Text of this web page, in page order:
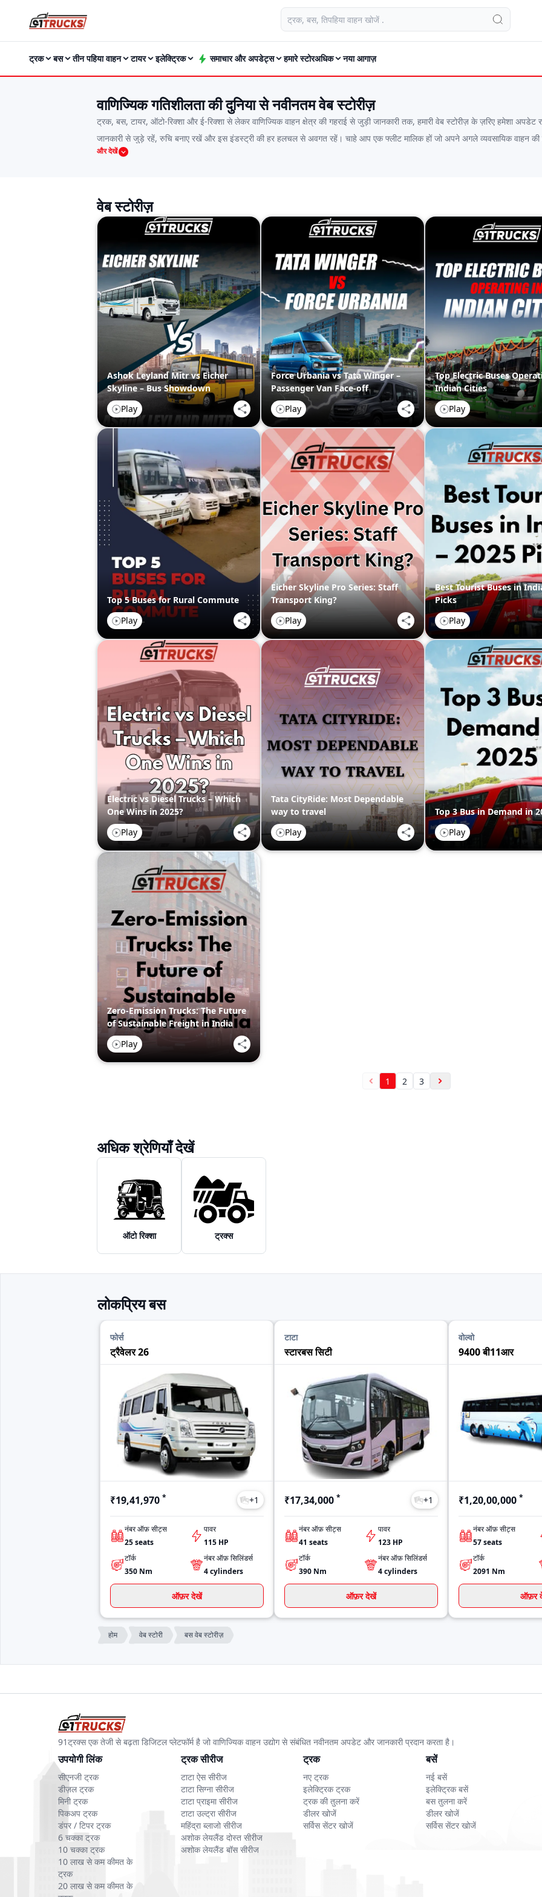
ट्रक बस तीन पहिया वाहन टायर इलेक्ट्रिक समाचार और अपडेट्स हमारे स्टोरअधिक नया आगाज़
वाणिज्यिक गतिशीलता की दुनिया से नवीनतम वेब स्टोरीज़
ट्रक, बस, टायर, ऑटो-रिक्शा और ई-रिक्शा से लेकर वाणिज्यिक वाहन क्षेत्र की गहराई से जुड़ी जानकारी तक, हमारी वेब स्टोरीज़ के ज़रिए हमेशा
जानकारी से जुड़े रहें, रुचि बनाए रखें और इस इंडस्ट्री की हर हलचल से अवगत रहें। चाहे आप एक फ्लीट मालिक हों जो अपने अगले व्यवसायिक वाहन की
जानना चाहते हैं, या एक इंडस्ट्री विशेषज्ञ हों जो नए ट्रेंड्स पर नजर रख रहे हैं—हमारी कहानियाँ हर किसी के लिए हैं।हर स्टोरी में हम जटिल इंडस्ट्री
आपके पास केवल 30 सेकंड हों या 3 मिनट, एक ऐसी कहानी ज़रूर है जो आपकी अगली निर्णय प्रक्रिया में मदद, प्रेरणा या मार्गदर्शन दे सकती है।
और देखें
वेब स्टोरीज़
Ashok Leyland Mitr vs Eicher
Skyline – Bus Showdown
Play
Force Urbania vs Tata Winger –
Passenger Van Face-off
Play
Top Electric Buses
Indian Cities
Play
Top 5 Buses for Rural Commute
Play
Eicher Skyline Pro Series: Staff
Transport King?
Play
Best Tourist Buses in
Picks
Play
Electric vs Diesel Trucks – Which
One Wins in 2025?
Play
Tata CityRide: Most Dependable
way to travel
Play
Top 3 Bus in Demand in
Play
Zero-Emission Trucks: The Future
of Sustainable Freight in India
Play
1 2 3
अधिक श्रेणियाँ देखें
ऑटो रिक्शा ट्रक्स
लोकप्रिय बस
फोर्स
ट्रैवेलर 26
₹19,41,970 * +1
नंबर ऑफ़ सीट्स
25seats
पावर
115 HP
टॉर्क
350 Nm
नंबर ऑफ़ सिलिंडर्स
4cylinders
ऑफ़र देखें
टाटा
स्टारबस सिटी
₹17,34,000 * +1
नंबर ऑफ़ सीट्स
41 seats
पावर
123 HP
टॉर्क
390 Nm
नंबर ऑफ़ सिलिंडर्स
4cylinders
ऑफ़र देखें
वोल्वो
9400 बी11आर
₹1,20,00,000 *
नंबर ऑफ़ सीट्स
57seats
टॉर्क
2091 Nm
ऑफ़र
होम वेब स्टोरी बस वेब स्टोरीज़
91ट्रक्स एक तेजी से बढ़ता डिजिटल प्लेटफॉर्म है जो वाणिज्यिक वाहन उद्योग से संबंधित नवीनतम अपडेट और जानकारी प्रदान करता है।
उपयोगी लिंक
सीएनजी ट्रक
डीज़ल ट्रक
मिनी ट्रक
पिकअप ट्रक
डंपर / टिपर ट्रक
6 चक्का ट्रक
10 चक्का ट्रक
10 लाख से कम कीमत के
ट्रक
20 लाख से कम कीमत के
ट्रक सीरीज
टाटा ऐस सीरीज
टाटा सिग्ना सीरीज
टाटा प्राइमा सीरीज
टाटा उल्ट्रा सीरीज
महिंद्रा ब्लाजो सीरीज
अशोक लेयलैंड दोस्त सीरीज
अशोक लेयलैंड बॉस सीरीज
ट्रक
नए ट्रक
इलेक्ट्रिक ट्रक
ट्रक की तुलना करें
डीलर खोजें
सर्विस सेंटर खोजें
बसें
नई बसें
इलेक्ट्रिक बसें
बस तुलना करें
डीलर खोजें
सर्विस सेंटर खोजें